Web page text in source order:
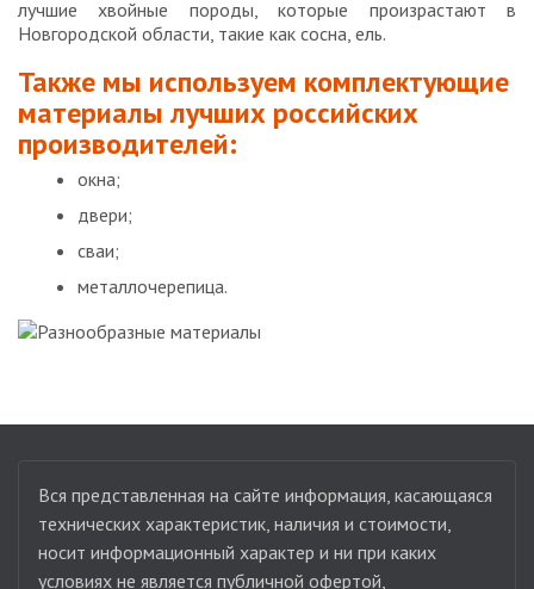
лучшие хвойные породы, которые произрастают в
Новгородской области, такие как сосна, ель.
Также мы используем комплектующие
материалы лучших российских
производителей:
окна;
двери;
сваи;
металлочерепица.
Вся представленная на сайте информация, касающаяся
технических характеристик, наличия и стоимости,
носит информационный характер и ни при каких
условиях не является публичной офертой,